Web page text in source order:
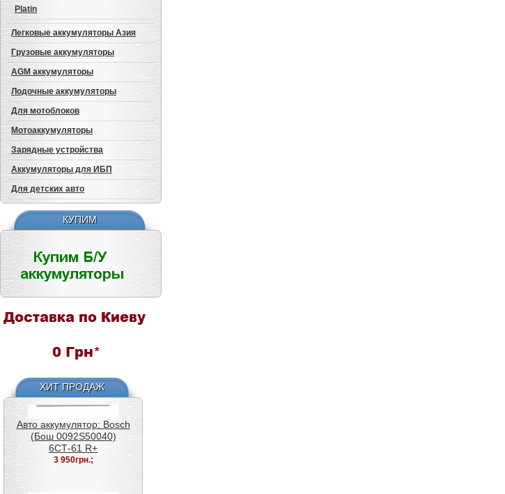
Platin
Легковые аккумуляторы Азия
Грузовые аккумуляторы
AGM аккумуляторы
Лодочные аккумуляторы
Для мотоблоков
Мотоаккумуляторы
Зарядные устройства
Аккумуляторы для ИБП
Для детских авто
КУПИМ
ХИТ ПРОДАЖ
Авто аккумулятор: Westa
Premium (веста премиум)
6СТ-50 L+
2 500грн.;
(Бош 0092S50040)
6СТ-61 R+